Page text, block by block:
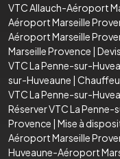
VTC Allauch-Aéroport
Aéroport Marseille
Aéroport Marseille
Marseille Provence |
VTC La Penne-sur-
sur-Huveaune |
VTC La Penne-sur-
Réserver VTC La
Provence | Mise à
Aéroport Marseille
Huveaune-Aéroport